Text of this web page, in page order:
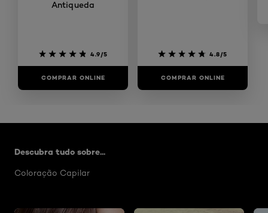
Antiqueda
4.9/5
COMPRAR ONLINE
4.8/5
COMPRAR ONLINE
Descubra tudo sobre...
Coloração Capilar